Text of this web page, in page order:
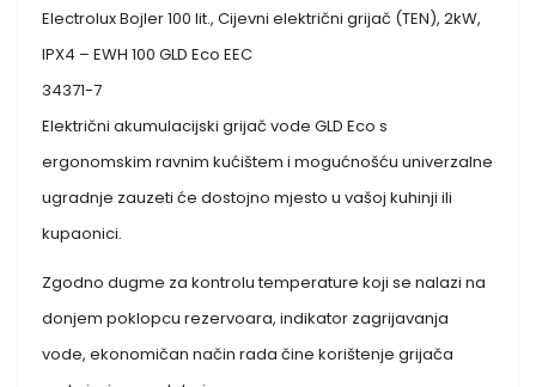
Electrolux Bojler 100 lit., Cijevni električni grijač (TEN), 2kW,
IPX4 – EWH 100 GLD Eco EEC
34371-7
Električni akumulacijski grijač vode GLD Eco s
ergonomskim ravnim kućištem i mogućnošću univerzalne
ugradnje zauzeti će dostojno mjesto u vašoj kuhinji ili
kupaonici.
Zgodno dugme za kontrolu temperature koji se nalazi na
donjem poklopcu rezervoara, indikator zagrijavanja
vode, ekonomičan način rada čine korištenje grijača